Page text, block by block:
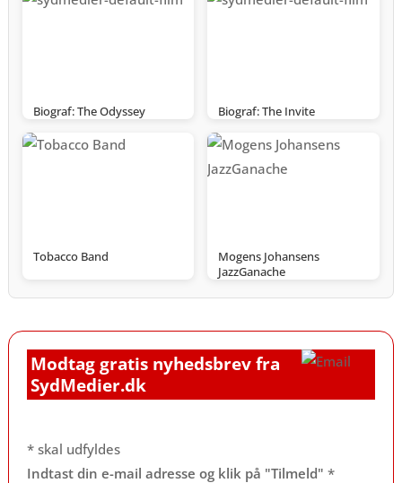
Biograf: The Odyssey Biograf: The Invite
Tobacco Band
Mogens Johansens
JazzGanache
Modtag gratis nyhedsbrev fra
SydMedier.dk
*skal udfyldes
Indtast din e-mail adresse og klik på "Tilmeld" *